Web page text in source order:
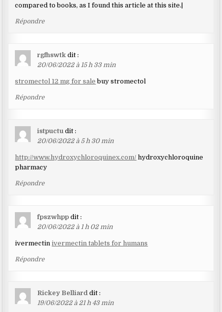
compared to books, as I found this article at this site.|
Répondre
rgfhswtk dit :
20/06/2022 à 15 h 33 min
stromectol 12 mg for sale buy stromectol
Répondre
istpuctu dit :
20/06/2022 à 5 h 30 min
http://www.hydroxychloroquinex.com/ hydroxychloroquine
pharmacy
Répondre
fpszwhpp dit :
20/06/2022 à 1 h 02 min
ivermectinivermectin tablets for humans
Répondre
Rickey Belliard dit :
19/06/2022 à 21 h 43 min